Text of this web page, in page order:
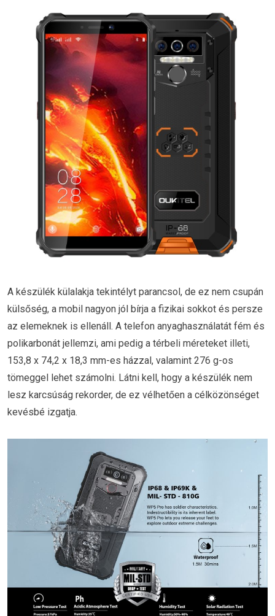
A készülék külalakja tekintélyt parancsol, de ez nem csupán
külsőség, a mobil nagyon jól bírja a fizikai sokkot és persze
az elemeknek is ellenáll. A telefon anyaghasználatát fém és
polikarbonát jellemzi, ami pedig a térbeli méreteket illeti,
153,8 x 74,2 x 18,3 mm-es házzal, valamint 276 g-os
tömeggel lehet számolni. Látni kell, hogy a készülék nem
lesz karcsúság rekorder, de ez vélhetően a célközönséget
kevésbé izgatja.